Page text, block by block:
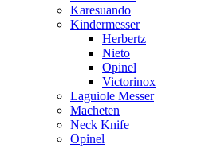
Karesuando
Kindermesser
Herbertz
Nieto
Opinel
Victorinox
Laguiole Messer
Macheten
Neck Knife
Opinel